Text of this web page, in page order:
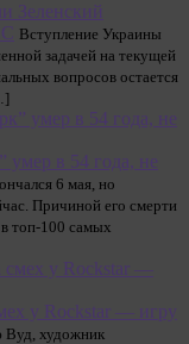
Зеленский
Вступление Украины
задачей на текущей
вопросов остается
умер в 54 года, не
6 мая, но
Причиной его смерти
топ-100 самых
у Rockstar — игру
художник